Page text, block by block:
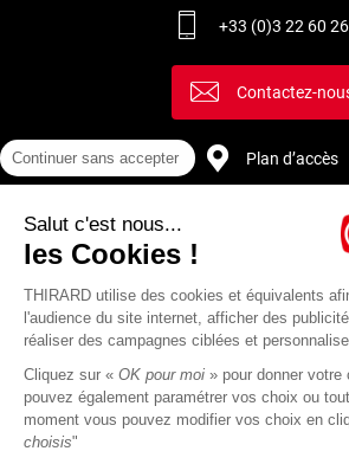
+33 (0)3 22 60
Contactez-
Plan d’accès
Continuer sans accepter
Salut c'est nous...
les Cookies !
THIRARD utilise des cookies et équivalents
l'audience du site internet, afficher des
réaliser des campagnes ciblées et
Cliquez sur « OK pour moi » pour donner votre
pouvez également paramétrer vos choix ou
moment vous pouvez modifier vos choix en
choisis"